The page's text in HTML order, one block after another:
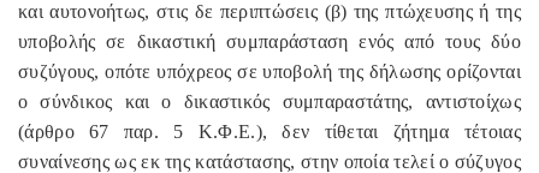
και αυτονοήτως, στις δε περιπτώσεις (β) της πτώχευσης ή της
υποβολής σε δικαστική συμπαράσταση ενός από τους δύο
συζύγους, οπότε υπόχρεος σε υποβολή της δήλωσης ορίζονται
ο σύνδικος και ο δικαστικός συμπαραστάτης, αντιστοίχως
(άρθρο 67 παρ. 5 Κ.Φ.Ε.), δεν τίθεται ζήτημα τέτοιας
συναίνεσης ως εκ της κατάστασης, στην οποία τελεί ο σύζυγος